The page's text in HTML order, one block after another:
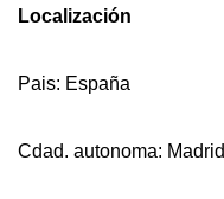
Localización
Pais: España
Cdad. autonoma: Madrid